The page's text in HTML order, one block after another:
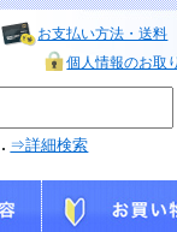
お支払い方法・送料
個人情報のお取
⇒詳細検索